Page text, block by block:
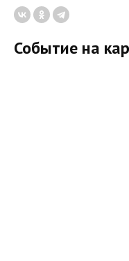
Событие на